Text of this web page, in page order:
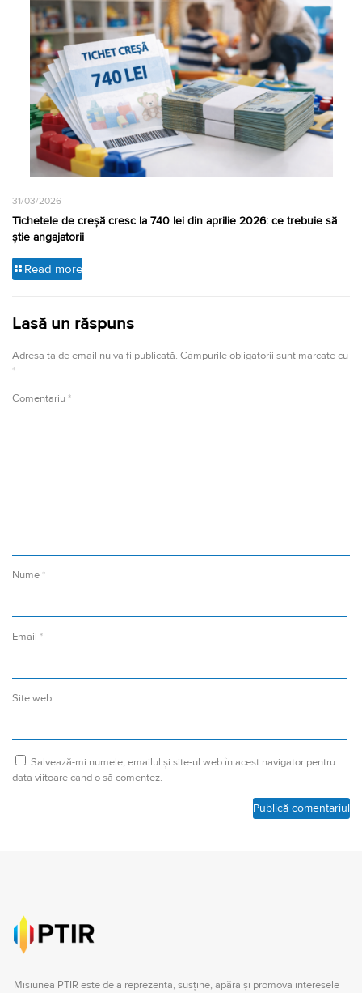
31/03/2026
Tichetele de creșă cresc la 740 lei din aprilie 2026: ce trebuie să
știe angajatorii
Read more
Lasă un răspuns
Adresa ta de email nu va fi publicată. Câmpurile obligatorii sunt marcate cu
*
Comentariu *
Nume *
Email *
Site web
Salvează-mi numele, emailul și site-ul web în acest navigator pentru
data viitoare când o să comentez.
Misiunea PTIR este de a reprezenta, susţine, apăra şi promova interesele